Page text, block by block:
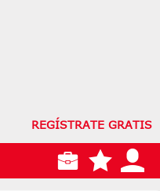
REGÍSTRATE GRATIS